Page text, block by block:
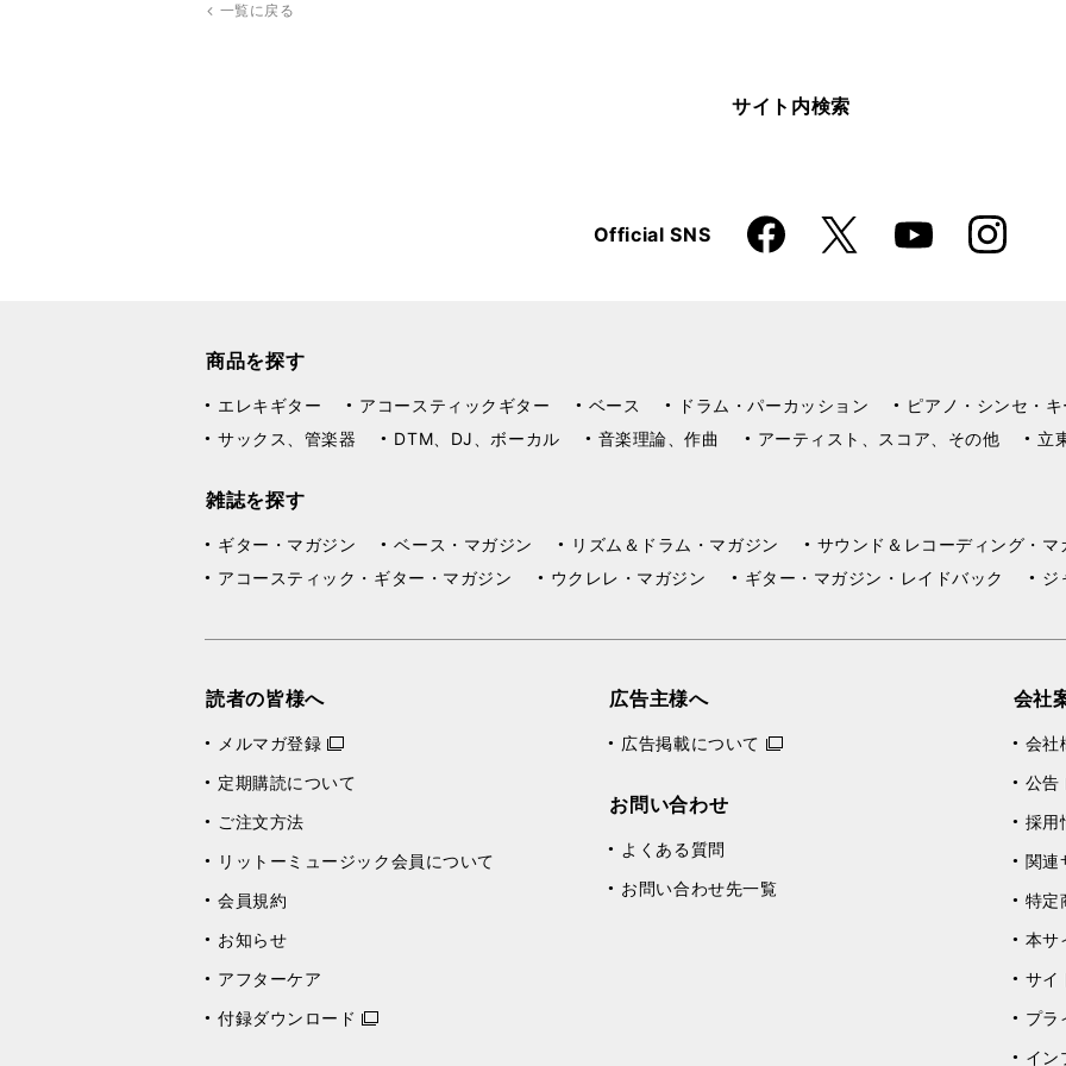
一覧に戻る
サイト内検索
Official SNSFaceboo
k
X YouTube Instagra
m
商品を探す
エレキギター アコースティックギター ベース ドラム・パーカッション ピアノ・シンセ・キ
サックス、管楽器
DTM、DJ、ボーカル 音楽理論、作曲 アーティスト、スコア、その他 立
雑誌を探す
ギター・マガジン ベース・マガジン リズム＆ドラム・マガジン
サウンド＆レコーディング・マ
アコースティック・ギター・マガジン
ウクレレ・マガジン ギター・マガジン・レイドバック ジ
読者の皆様へ
メルマガ登録
定期購読について
ご注文方法
リットーミュージック会員について
会員規約
お知らせ
アフターケア
付録ダウンロード
広告主様へ
広告掲載について
お問い合わせ
よくある質問
お問い合わせ先一覧
会社
会社
公告
採用
関連
特定
本サ
サイ
プラ
イン